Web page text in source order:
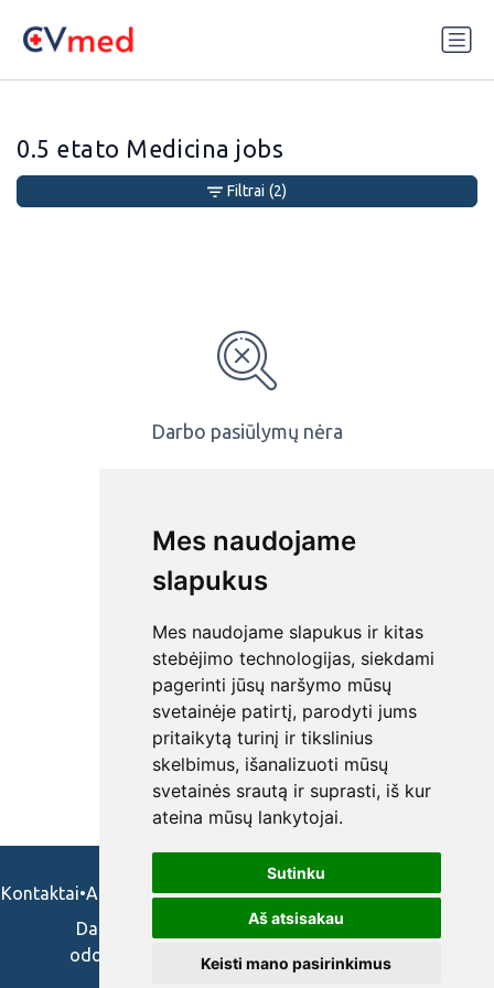
Mes naudojame
slapukus
Mes naudojame slapukus ir kitas
stebėjimo technologijas, siekdami
pagerinti jūsų naršymo mūsų
svetainėje patirtį, parodyti jums
pritaikytą turinį ir tikslinius
skelbimus, išanalizuoti mūsų
svetainės srautą ir suprasti, iš kur
ateina mūsų lankytojai.
Sutinku
Aš atsisakau
Keisti mano pasirinkimus
0.5 etato Medicina jobs
Darbo pasiūlymų nėra
Filtrai (2)
Kontaktai•Apie mus•Naudojimosi taisykės•Privatumo politika
Darbo skelbimai ir pasiūlymai: gydytojams,
odontologams, slaugytojams, veterinarams,